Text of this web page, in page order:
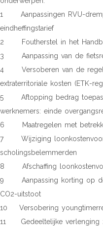
1 Aanpassingen RVU-
eindheffingstarief
2 Foutherstel in het
3 Aanpassing van de
4 Versoberen van de
extraterritoriale kosten (ETK-
5 Aftopping bedrag
werknemers: einde
6 Maatregelen met
7 Wijziging
scholingsbelemmerden
8 Afschaffing
9 Aanpassing korting op de
CO2-uitstoot
10 Versobering
11 Gedeeltelijke verlenging